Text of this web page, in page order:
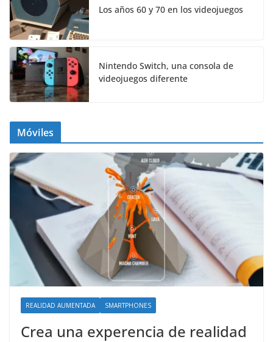
Los años 60 y 70 en los videojuegos
Nintendo Switch, una consola de
videojuegos diferente
Móviles
REALIDAD AUMENTADA SMARTPHONES
Crea una experencia de realidad